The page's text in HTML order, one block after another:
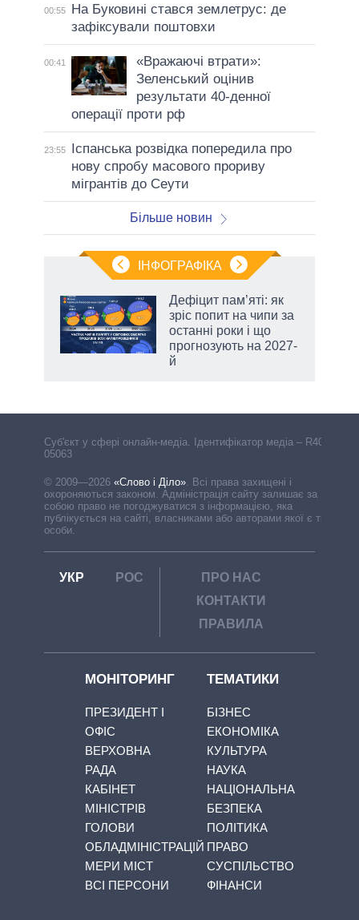
00:55
На Буковині стався землетрус: де
зафіксували поштовхи
00:41
«Вражаючі втрати»:
Зеленський оцінив
результати 40-денної
операції проти рф
23:55
Іспанська розвідка попередила про
нову спробу масового прориву
мігрантів до Сеути
Більше новин
ІНФОГРАФІКА
Дефіцит пам’яті: як
зріс попит на чипи за
останні роки і що
прогнозують на 2027-
й
Cуб'єкт у сфері онлайн-медіа. Ідентифікатор медіа – R40-
05063
© 2009—2026 «Слово і Діло» Всі права захищені і
охороняються законом. Адміністрація сайту залишає за
собою право не погоджуватися з інформацією, яка
публікується на сайті, власниками або авторами якої є треті
особи.
УКР РОС
ПРО НАС
КОНТАКТИ
ПРАВИЛА
МОНІТОРИНГ
ПРЕЗИДЕНТ І
ОФІС
ВЕРХОВНА
РАДА
КАБІНЕТ
МІНІСТРІВ
ГОЛОВИ
ОБЛАДМІНІСТРАЦІЙ
МЕРИ МІСТ
ВСІ ПЕРСОНИ
ТЕМАТИКИ
БІЗНЕС
ЕКОНОМІКА
КУЛЬТУРА
НАУКА
НАЦІОНАЛЬНА
БЕЗПЕКА
ПОЛІТИКА
ПРАВО
СУСПІЛЬСТВО
ФІНАНСИ